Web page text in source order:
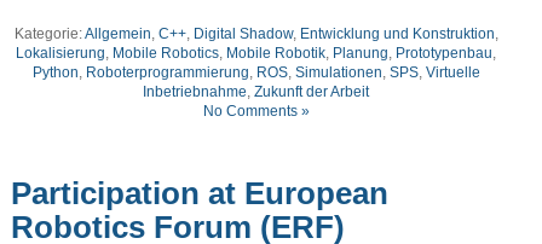
Kategorie:Allgemein, C++, Digital Shadow, Entwicklung und Konstruktion,
Lokalisierung, Mobile Robotics, Mobile Robotik, Planung, Prototypenbau,
Python, Roboterprogrammierung, ROS, Simulationen, SPS, Virtuelle
Inbetriebnahme,Zukunft der Arbeit
No Comments »
Participation at European
Robotics Forum (ERF)